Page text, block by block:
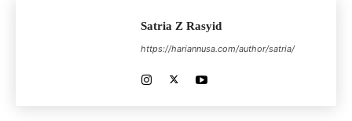
Satria Z Rasyid
https://hariannusa.com/author/satria/